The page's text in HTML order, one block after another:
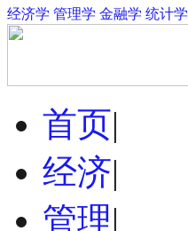
经济学 管理学 金融学 统计学
首页|
经济|
管理|